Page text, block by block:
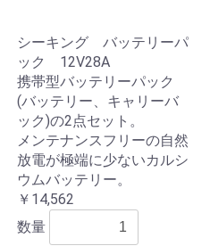
シーキング バッテリーパ
ック 12V28A
携帯型バッテリーパック
(バッテリー、キャリーバ
ック)の2点セット。
メンテナンスフリーの自然
放電が極端に少ないカルシ
ウムバッテリー。
￥14,562
数量